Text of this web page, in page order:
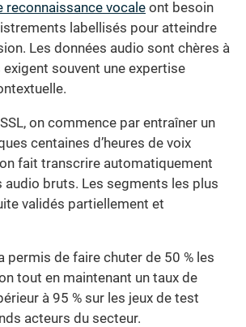
reconnaissance vocale ont besoin
labellisés pour atteindre
Les données audio sont chères à
souvent une expertise
on commence par entraîner un
centaines d’heures de voix
fait transcrire automatiquement
audio bruts. Les segments les plus
validés partiellement et
permis de faire chuter de 50 % les
tout en maintenant un taux de
à 95 % sur les jeux de test
acteurs du secteur.